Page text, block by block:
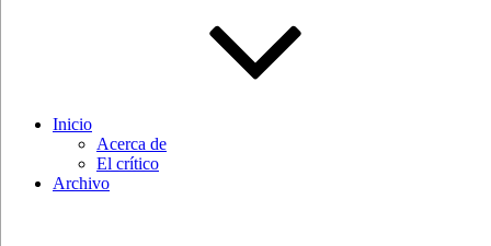
Inicio
Acerca de
El crítico
Archivo